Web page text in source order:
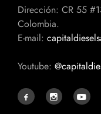
Dirección: CR 55
Colombia.
E-mail:
Youtube: